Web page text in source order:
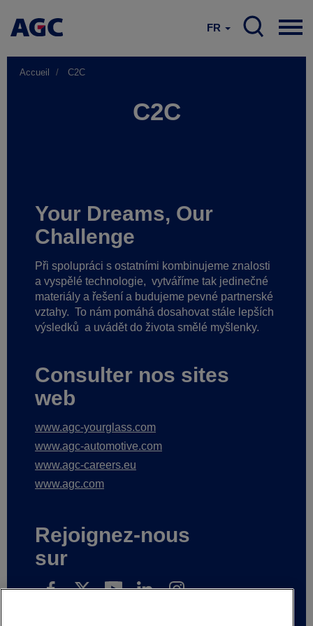
FR
Accueil C2C
C2C
Your Dreams, Our
Challenge
Při spolupráci s ostatními kombinujeme znalosti
a vyspělé technologie, vytváříme tak jedinečné
materiály a řešení a budujeme pevné partnerské
vztahy. To nám pomáhá dosahovat stále lepších
výsledků a uvádět do života smělé myšlenky.
Consulter nos sites
web
www.agc-yourglass.com
www.agc-automotive.com
www.agc-careers.eu
www.agc.com
Rejoignez-nous
sur